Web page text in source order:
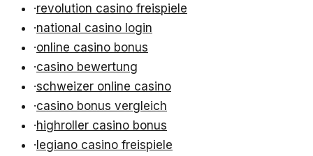
·revolution casino freispiele
·national casino login
·online casino bonus
·casino bewertung
·schweizer online casino
·casino bonus vergleich
·highroller casino bonus
·legiano casino freispiele